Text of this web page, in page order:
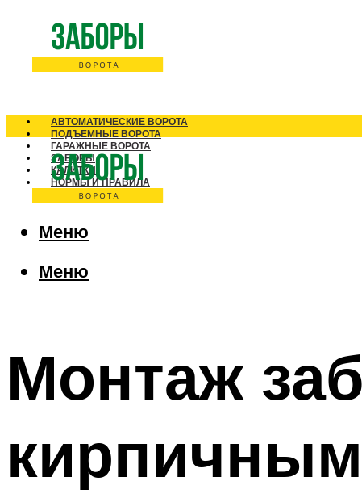
АВТОМАТИЧЕСКИЕ ВОРОТА
ПОДЪЕМНЫЕ ВОРОТА
ГАРАЖНЫЕ ВОРОТА
ЗАБОРЫ
КАЛИТКИ
НОРМЫ И ПРАВИЛА
Меню
Меню
Монтаж